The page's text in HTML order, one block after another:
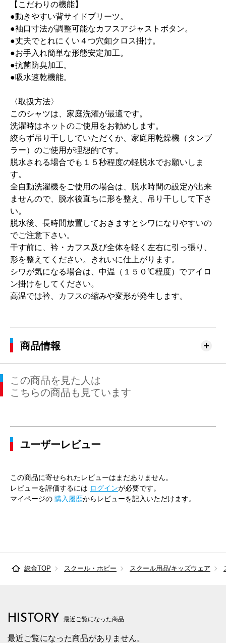
【こだわりの機能】
●動きやすい背サイドプリーツ。
●袖口寸法が調整可能なカフスアジャストボタン。
●丈夫でとれにくい４つ穴釦クロス掛け。
●お手入れ簡単な形態安定加工。
●抗菌防臭加工。
●吸水速乾機能。
〈取扱方法〉
このシャツは、家庭洗濯が最適です。
洗濯時はネットのご使用をお勧めします。
絞らず吊り干ししていただくか、家庭用乾燥機（タンブ
ラー）のご使用が理想的です。
脱水される場合でも１５秒程度の軽脱水でお願いしま
す。
全自動洗濯機をご使用の場合は、脱水時間の設定が出来
ませんので、脱水後直ちに形を整え、吊り干しして下さ
い。
脱水後、長時間放置しておきますとシワになりやすいの
でご注意下さい。
干す前に、衿・カフス及び全体を軽く左右に引っ張り、
形を整えてください。きれいに仕上がります。
シワが気になる場合は、中温（１５０℃程度）でアイロ
ン掛けをしてください。
高温では衿、カフスの縮みや変形が発生します。
商品情報
この商品を見た人は
こちらの商品も見ています
ユーザーレビュー
この商品に寄せられたレビューはまだありません。
レビューを評価するには ログインが必要です。
マイページの 購入履歴からレビューを記入いただけます。
総合TOP スクール・ホビー スクール用品/キッズウェア
HISTORY 最近ご覧になった商品
最近ご覧になった商品がありません。